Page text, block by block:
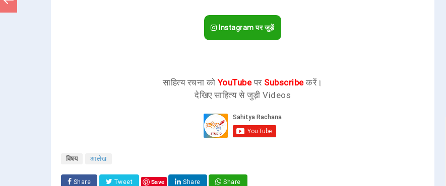
Instagram पर जुड़ें
साहित्य रचना कोYouTubeपर Subscribeकरें।
देखिए साहित्य से जुड़ी Videos
विषय आलेख
Share Tweet Save Share Share